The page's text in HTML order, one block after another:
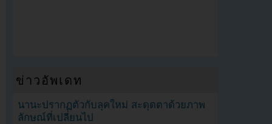
ข่าวอัพเดท
นานะปรากฏตัวกับลุคใหม่ สะดุดตาด้วยภาพ
ลักษณ์ที่เปลี่ยนไป